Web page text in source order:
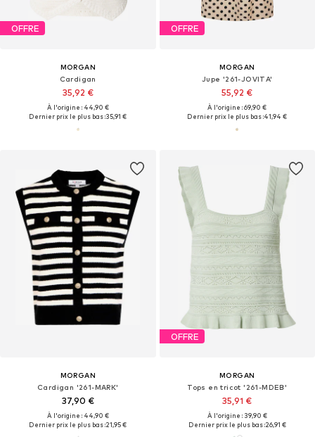
OFFRE
MORGAN
Cardigan
35,92 €
À l'origine : 44,90 €
Dernier prix le plus bas :35,91 €
OFFRE
MORGAN
Jupe '261-JOVITA'
55,92 €
À l'origine : 69,90 €
Dernier prix le plus bas :41,94 €
MORGAN
Cardigan '261-MARK'
37,90 €
À l'origine : 44,90 €
Dernier prix le plus bas :21,95 €
OFFRE
MORGAN
Tops en tricot '261-MDEB'
35,91 €
À l'origine : 39,90 €
Dernier prix le plus bas :26,91 €